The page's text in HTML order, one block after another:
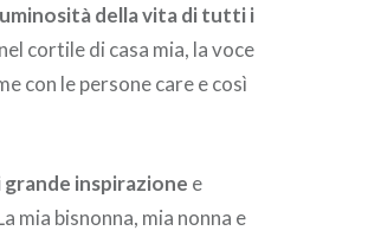
della vita di tutti i
cortile di casa mia, la voce
con le persone care e così
grande inspirazione e
mia bisnonna, mia nonna e